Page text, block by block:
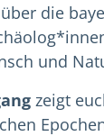
die
und
zeigt